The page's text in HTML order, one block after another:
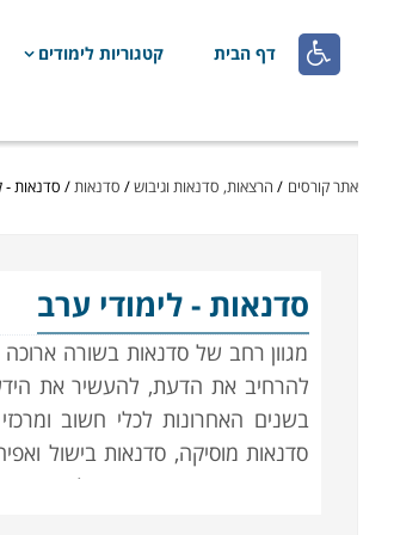
 דף הבית קטגוריות לימודים
אתר קורסים / הרצאות, סדנאות וגיבוש/ סדנאות/ סדנאות -
סדנאות- לימודי ערב
מגוון רחב של סדנאות בשורה
להרחיב את הדעת, להעשיר את
בשנים האחרונות לכלי חשוב
סדנאות מוסיקה, סדנאות בישול
נושאים ותחומים בהם ניתן